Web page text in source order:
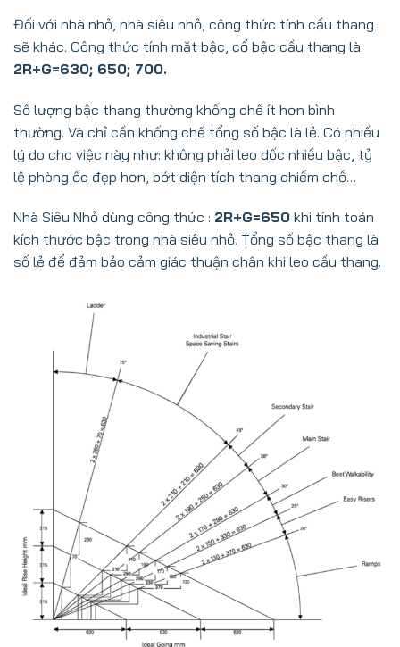
Đối với nhà nhỏ, nhà siêu nhỏ, công thức tính cầu thang
sẽ khác. Công thức tính mặt bậc, cổ bậc cầu thang là:
2R+G=630; 650; 700.
Số lượng bậc thang thường khống chế ít hơn bình
thường. Và chỉ cần khống chế tổng số bậc là lẻ. Có nhiều
lý do cho việc này như: không phải leo dốc nhiều bậc, tỷ
lệ phòng ốc đẹp hơn, bớt diện tích thang chiếm chỗ…
Nhà Siêu Nhỏ dùng công thức : 2R+G=650 khi tính toán
kích thước bậc trong nhà siêu nhỏ. Tổng số bậc thang là
số lẻ để đảm bảo cảm giác thuận chân khi leo cầu thang.